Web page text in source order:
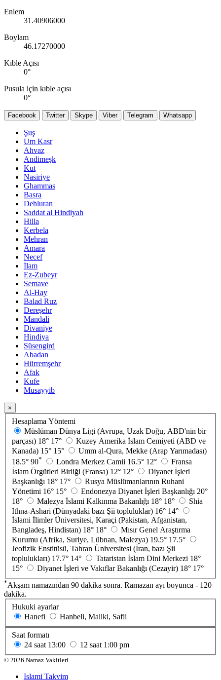
Enlem
31.40906000
Boylam
46.17270000
Kıble Açısı
0°
Pusula için kıble açısı
0°
Facebook Twitter Skype Viber Telegram Whatsapp
Şuş
Um Kasr
Ahvaz
Andimeşk
Kut
Nasiriye
Ghammas
Basra
Dehluran
Saddat al Hindiyah
Hilla
Kerbela
Mehran
Amara
Necef
İlam
Ez-Zubeyr
Semave
Al-Hay
Balad Ruz
Dereşehr
Mandali
Divaniye
Hindiya
Süsengird
Abadan
Hürremşehr
Afak
Kufe
Musayyib
×
Hesaplama Yöntemi
Müslüman Dünya Ligi (Avrupa, Uzak Doğu, ABD'nin bir
parçası) 18° 17°
Kuzey Amerika İslam Cemiyeti (ABD ve
Kanada) 15° 15°
Umm al-Qura, Mekke (Arap Yarımadası)
18.5° 90* Londra Merkez Camii 16.5° 12°
Fransa
İslam Örgütleri Birliği (Fransa) 12° 12°
Diyanet İşleri
Başkanlığı 18° 17°
Rusya Müslümanlarının Ruhani
Yönetimi 16° 15° Endonezya Diyanet İşleri Başkanlığı 20°
18°
Malezya İslami Kalkınma Bakanlığı 18° 18°
Shia
Ithna-Ashari (Dünyadaki bazı Şii topluluklar) 16° 14°
İslami İlimler Üniversitesi, Karaçi (Pakistan, Afganistan,
Bangladeş, Hindistan) 18° 18°
Mısır Genel Araştırma
Kurumu (Afrika, Suriye, Lübnan, Malezya) 19.5° 17.5°
Jeofizik Enstitüsü, Tahran Üniversitesi (İran, bazı Şii
toplulukları) 17.7° 14° Tataristan İslam Dini Merkezi 18°
15°
Diyanet İşleri ve Vakıflar Bakanlığı (Cezayir) 18° 17°
*Akşam namazından 90 dakika sonra. Ramazan ayı boyunca - 120
dakika.
Hukuki ayarlar
Hanefi
Hanbeli, Maliki, Safii
Saat formatı
24 saat 13:00 12 saat 1:00 pm
© 2026 Namaz Vakitleri
Islami Takvim